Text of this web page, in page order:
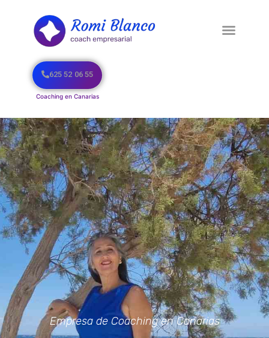
625 52 06 55
Coaching en Canarias
Empresa de Coaching en Canarias